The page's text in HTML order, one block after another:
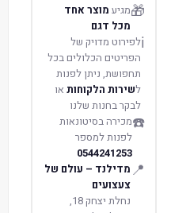
🎁מגיע מוצר אחד
מכל דגם
ℹ️לפירוט מדויק של
הפריטים הכלולים בכל
תחפושת, ניתן לפנות
לשירות הלקוחות או
לבקר בחנות שלנו
☎️מכירה בסיטונאות
לפנות למספר
0544241253
📍 מדילנד – עולם של
צעצועים
נחלת יצחק 18,